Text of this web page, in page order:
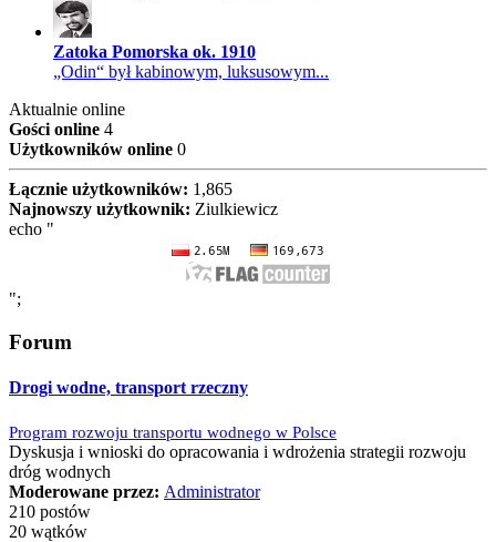
Zatoka Pomorska ok. 1910
„Odin“ był kabinowym, luksusowym...
Aktualnie online
Gości online 4
Użytkowników online 0
Łącznie użytkowników: 1,865
Najnowszy użytkownik: Ziulkiewicz
echo "
";
Forum
Drogi wodne, transport rzeczny
Program rozwoju transportu wodnego w Polsce
Dyskusja i wnioski do opracowania i wdrożenia strategii rozwoju
dróg wodnych
Moderowane przez: Administrator
210 postów
20 wątków